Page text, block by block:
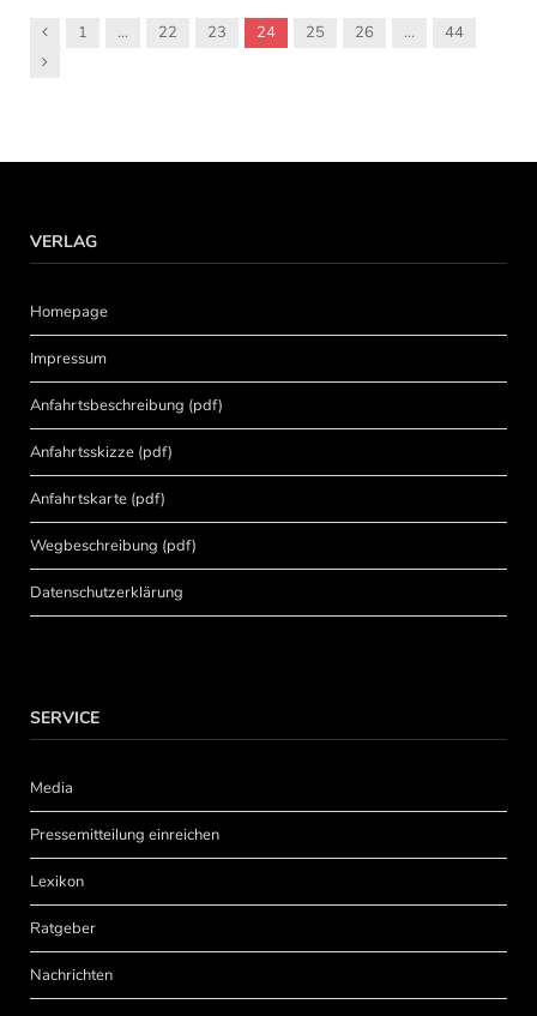
Vorgänger
1 … 22 23 24 25 26 …
44
Nachfolger
VERLAG
Homepage
Impressum
Anfahrtsbeschreibung (pdf)
Anfahrtsskizze (pdf)
Anfahrtskarte (pdf)
Wegbeschreibung (pdf)
Datenschutzerklärung
SERVICE
Media
Pressemitteilung einreichen
Lexikon
Ratgeber
Nachrichten